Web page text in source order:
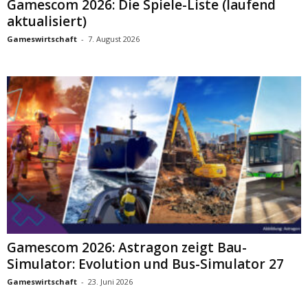
Gamescom 2026: Die Spiele-Liste (laufend
aktualisiert)
Gameswirtschaft - 7. August 2026
Gamescom 2026: Astragon zeigt Bau-
Simulator: Evolution und Bus-Simulator 27
Gameswirtschaft - 23. Juni 2026